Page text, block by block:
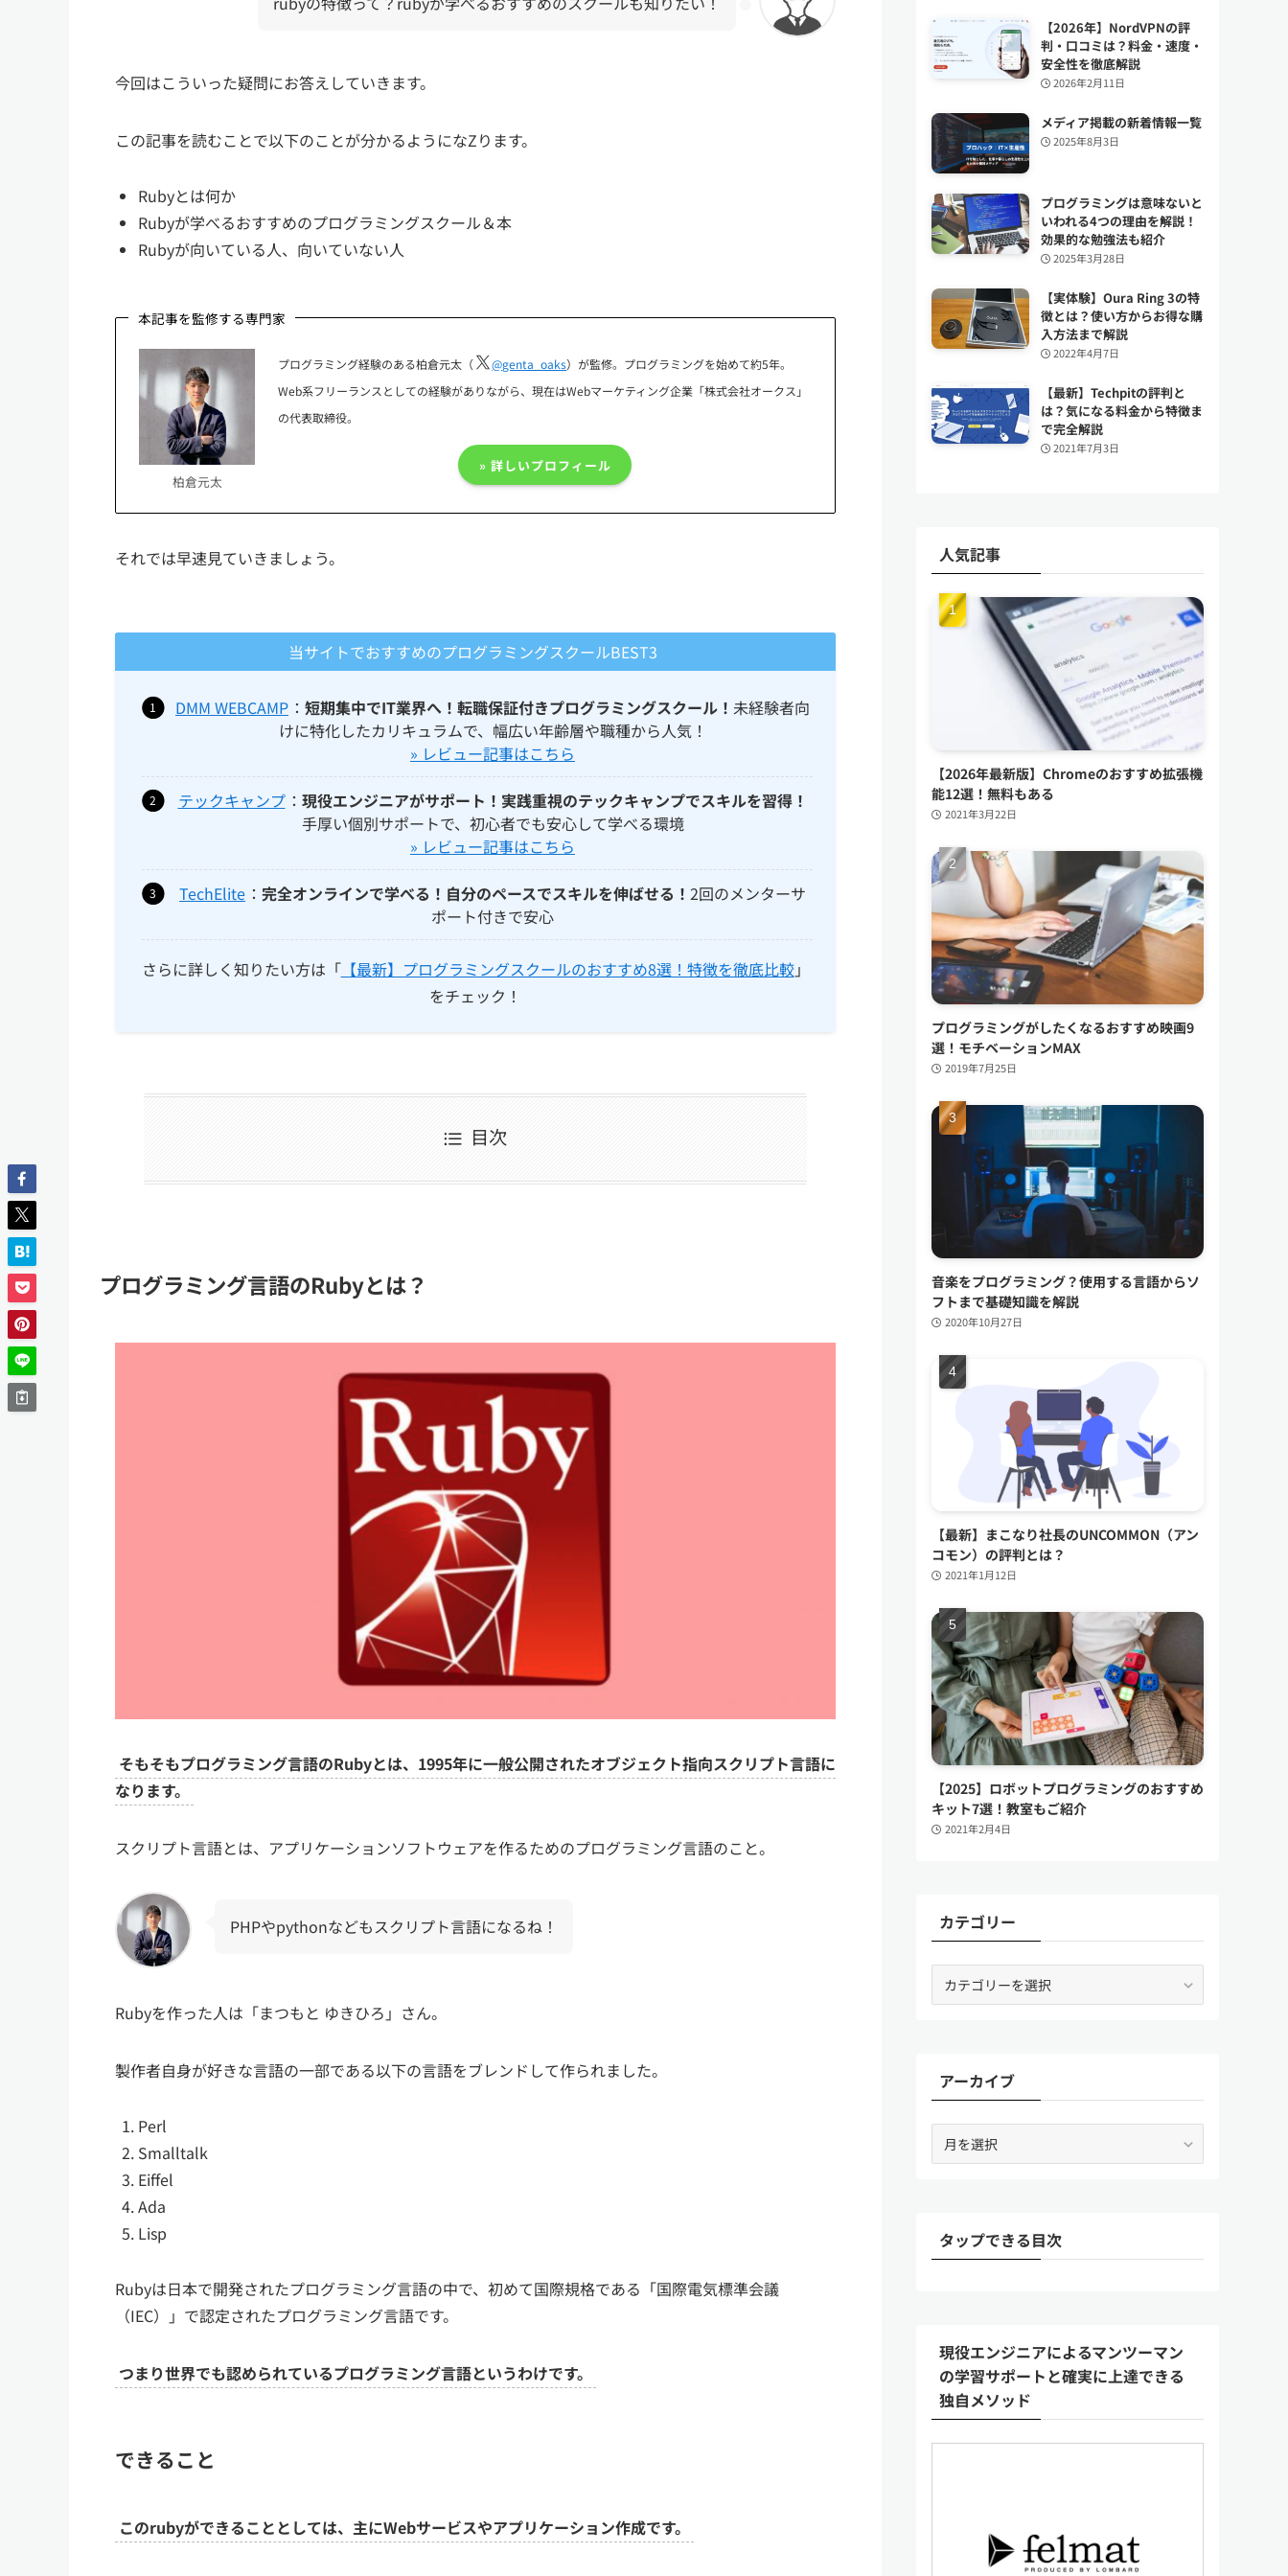
今回はこういった疑問にお答えしていきます。
この記事を読むことで以下のことが分かるようになZります。
Rubyとは何か
Rubyが学べるおすすめのプログラミングスクール＆本
Rubyが向いている人、向いていない人
本記事を監修する専門家
柏倉元太
プログラミング経験のある柏倉元太（ @genta_oaks）が監修。プログラミングを始めて約5年。
Web系フリーランスとしての経験がありながら、現在はWebマーケティング企業「株式会社オークス」
の代表取締役。
» 詳しいプロフィール
それでは早速見ていきましょう。
当サイトでおすすめのプログラミングスクールBEST3
DMM WEBCAMP ： 短期集中でIT業界へ！転職保証付きプログラミングスクール！ 未経験者向
けに特化したカリキュラムで、幅広い年齢層や職種から人気！
» レビュー記事はこちら
テックキャンプ ： 現役エンジニアがサポート！実践重視のテックキャンプでスキルを習得！
手厚い個別サポートで、初心者でも安心して学べる環境
» レビュー記事はこちら
TechElite ： 完全オンラインで学べる！自分のペースでスキルを伸ばせる！ 2回のメンターサ
ポート付きで安心
さらに詳しく知りたい方は「【最新】プログラミングスクールのおすすめ8選！特徴を徹底比較」
をチェック！
目次
プログラミング言語のRubyとは？
そもそもプログラミング言語のRubyとは、1995年に一般公開されたオブジェクト指向スクリプト言語に
なります。
スクリプト言語とは、アプリケーションソフトウェアを作るためのプログラミング言語のこと。
PHPやpythonなどもスクリプト言語になるね！
Rubyを作った人は「まつもと ゆきひろ」さん。
製作者自身が好きな言語の一部である以下の言語をブレンドして作られました。
Perl
Smalltalk
Eiffel
Ada
Lisp
Rubyは日本で開発されたプログラミング言語の中で、初めて国際規格である「国際電気標準会議
（IEC）」で認定されたプログラミング言語です。
つまり世界でも認められているプログラミング言語というわけです。
できること
このrubyができることとしては、主にWebサービスやアプリケーション作成です。
【2026年】NordVPNの評
判・口コミは？料金・速度・
安全性を徹底解説
2026年2月11日
メディア掲載の新着情報一覧
2025年8月3日
プログラミングは意味ないと
いわれる4つの理由を解説！
効果的な勉強法も紹介
2025年3月28日
【実体験】Oura Ring 3の特
徴とは？使い方からお得な購
入方法まで解説
2022年4月7日
【最新】Techpitの評判と
は？気になる料金から特徴ま
で完全解説
2021年7月3日
人気記事
【2026年最新版】Chromeのおすすめ拡張機
能12選！無料もある
2021年3月22日
プログラミングがしたくなるおすすめ映画9
選！モチベーションMAX
2019年7月25日
音楽をプログラミング？使用する言語からソ
フトまで基礎知識を解説
2020年10月27日
【最新】まこなり社長のUNCOMMON（アン
コモン）の評判とは？
2021年1月12日
【2025】ロボットプログラミングのおすすめ
キット7選！教室もご紹介
2021年2月4日
カテゴリー
アーカイブ
タップできる目次
現役エンジニアによるマンツーマン
の学習サポートと確実に上達できる
独自メソッド